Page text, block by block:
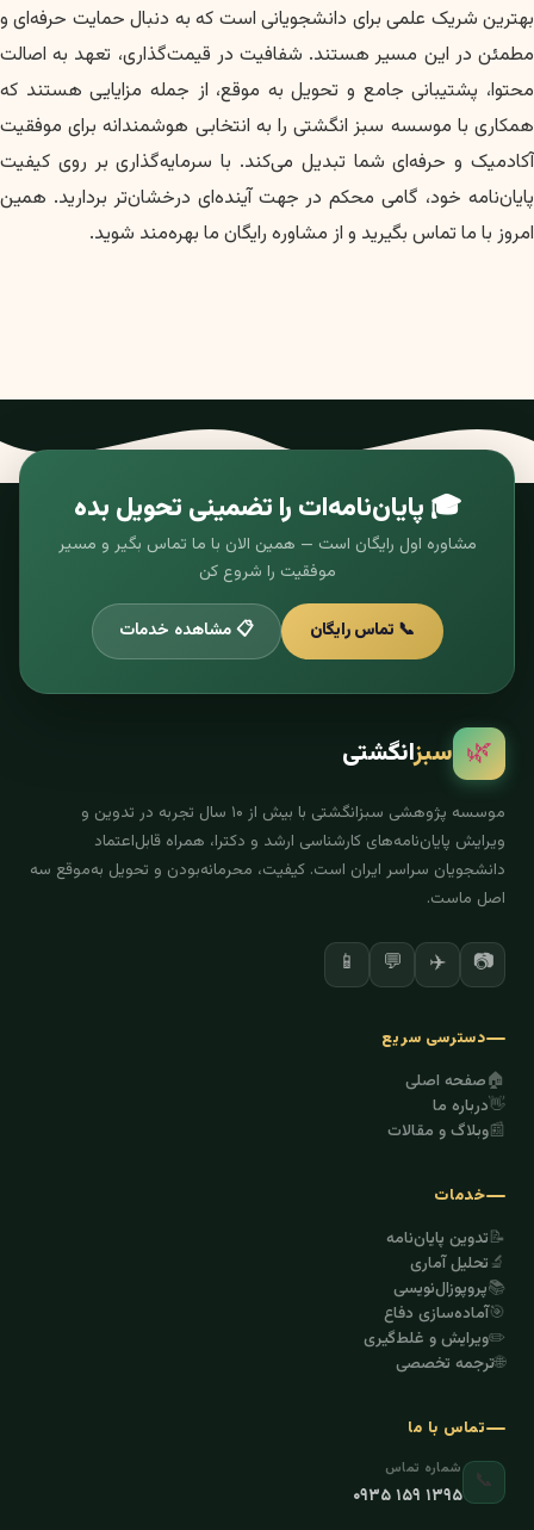
بهترین شریک علمی برای دانشجویانی است که به دنبال حمایت حرفه‌ای و
مطمئن در این مسیر هستند. شفافیت در قیمت‌گذاری، تعهد به اصالت
محتوا، پشتیبانی جامع و تحویل به موقع، از جمله مزایایی هستند که
همکاری با موسسه سبز انگشتی را به انتخابی هوشمندانه برای موفقیت
آکادمیک و حرفه‌ای شما تبدیل می‌کند. با سرمایه‌گذاری بر روی کیفیت
پایان‌نامه خود، گامی محکم در جهت آینده‌ای درخشان‌تر بردارید. همین
امروز با ما تماس بگیرید و از مشاوره رایگان ما بهره‌مند شوید.
🎓 پایان‌نامه‌ات را تضمینی تحویل بده
مشاوره اول رایگان است — همین الان با ما تماس بگیر و مسیر
موفقیت را شروع کن
📞 تماس رایگان 📋 مشاهده خدمات
🌿 سبزانگشتی
موسسه پژوهشی سبزانگشتی با بیش از ۱۰ سال تجربه در تدوین و
ویرایش پایان‌نامه‌های کارشناسی ارشد و دکترا، همراه قابل‌اعتماد
دانشجویان سراسر ایران است. کیفیت، محرمانه‌بودن و تحویل به‌موقع سه
اصل ماست.
📷
✈️
💬
📱
دسترسی سریع
🏠صفحه اصلی
👋درباره ما
📰وبلاگ و مقالات
خدمات
📝تدوین پایان‌نامه
🔬تحلیل آماری
📚پروپوزال‌نویسی
🎯آماده‌سازی دفاع
✏️ویرایش و غلط‌گیری
🌐ترجمه تخصصی
تماس با ما
📞 شماره تماس
۰۹۳۵ ۱۵۹ ۱۳۹۵